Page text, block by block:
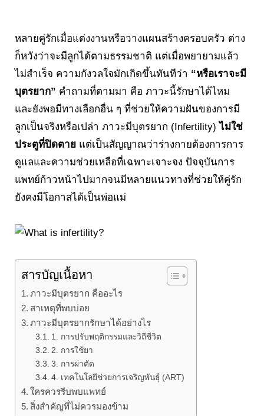
หลายคู่รักเมื่อแต่งงานหรือวางแผนสร้างครอบครัว ต่าง
ก็หวังว่าจะมีลูกได้ตามธรรมชาติ แต่เมื่อพยายามแล้ว
ไม่สำเร็จ ความกังวลใจมักเกิดขึ้นทันทีว่า “หรือเราจะมี
บุตรยาก” คำถามที่ตามมา คือ ภาวะนี้รักษาได้ไหม
และยังพอมีทางเลือกอื่น ๆ ที่ช่วยให้ความฝันของการมี
ลูกเป็นจริงหรือเปล่า ภาวะมีบุตรยาก (Infertility)ไม่ใช่
ประตูที่ปิดตาย แต่เป็นสัญญาณว่าร่างกายต้องการการ
ดูแลและความช่วยเหลือที่เฉพาะเจาะจง ปัจจุบันการ
แพทย์ก้าวหน้าไปมากจนมีหลายแนวทางที่ช่วยให้คู่รัก
ยังคงมีโอกาสได้เป็นพ่อแม่
สารบัญเนื้อหา
ภาวะมีบุตรยาก คืออะไร
สาเหตุที่พบบ่อย
ภาวะมีบุตรยากรักษาได้อย่างไร
1. การปรับพฤติกรรมและวิถีชีวิต
2. การใช้ยา
3. การผ่าตัด
4. เทคโนโลยีช่วยการเจริญพันธุ์ (ART)
ใครควรรีบพบแพทย์
สิ่งสำคัญที่ไม่ควรมองข้าม